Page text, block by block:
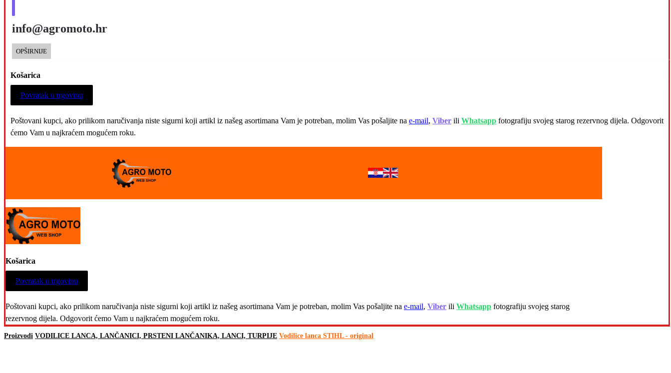
info@agromoto.hr
OPŠIRNIJE
Košarica
Povratak u trgovinu
Poštovani kupci, ako prilikom naručivanja niste sigurni koji artikl iz našeg asortimana Vam je potreban, molim Vas pošaljite na e-mail, Viber ili Whatsapp fotografiju svojeg starog rezervnog dijela. Odgovorit
ćemo Vam u najkraćem mogućem roku.
Košarica
Povratak u trgovinu
Poštovani kupci, ako prilikom naručivanja niste sigurni koji artikl iz našeg asortimana Vam je potreban, molim Vas pošaljite na e-mail, Viber ili Whatsapp fotografiju svojeg starog
rezervnog dijela. Odgovorit ćemo Vam u najkraćem mogućem roku.
Proizvodi VODILICE LANCA, LANČANICI, PRSTENI LANČANIKA, LANCI, TURPIJE Vodilice lanca STIHL - original